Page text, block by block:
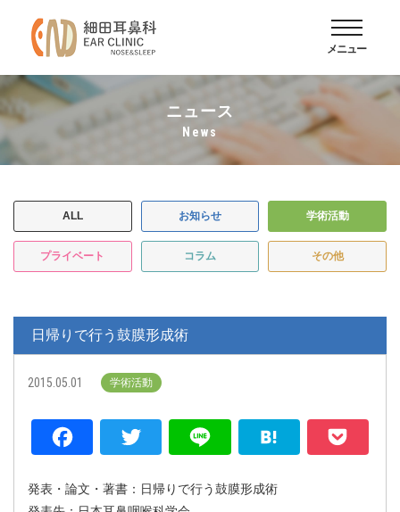
メニュー
ニュース
news
ALL お知らせ 学術活動
プライベート コラム その他
日帰りで行う鼓膜形成術
2015.05.01 学術活動
Facebook
Twitter Line Hatena
発表・論文・著書：日帰りで行う鼓膜形成術